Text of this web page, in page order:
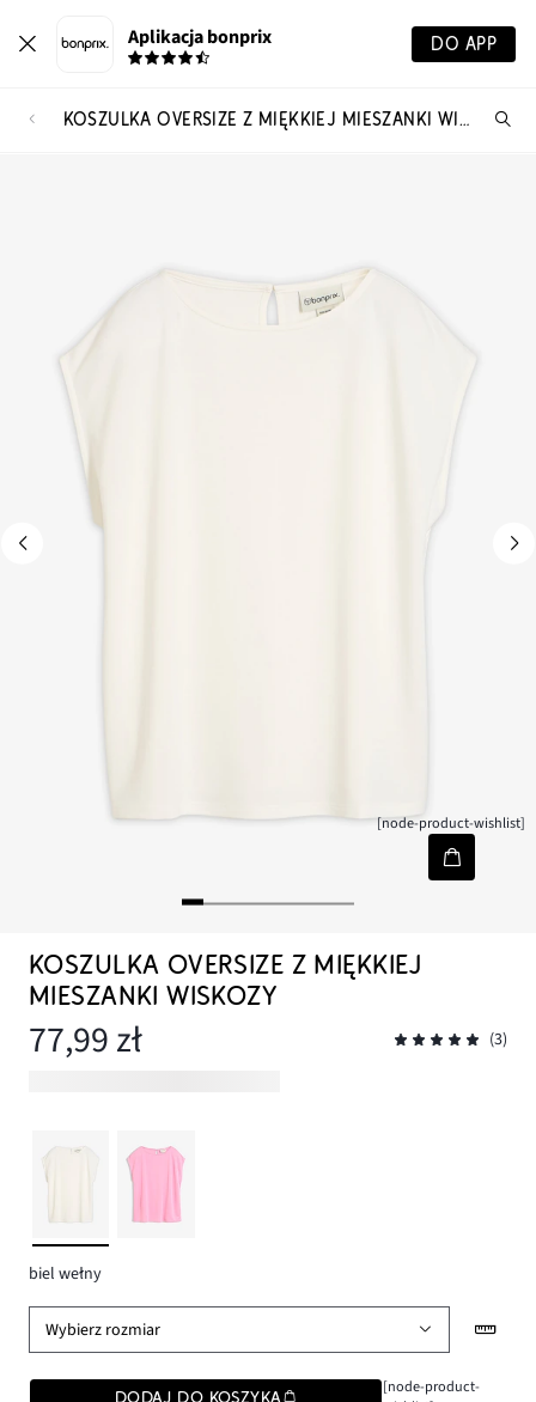
Aplikacja bonprix DO APP
KOSZULKA OVERSIZE Z MIĘKKIEJ MIESZANKI WISKOZY
[node-product-wishlist]
KOSZULKA OVERSIZE Z MIĘKKIEJ
MIESZANKI WISKOZY
77,99 zł (3)
biel wełny
Wybierz rozmiar
DODAJ DO KOSZYKA
[node-product-